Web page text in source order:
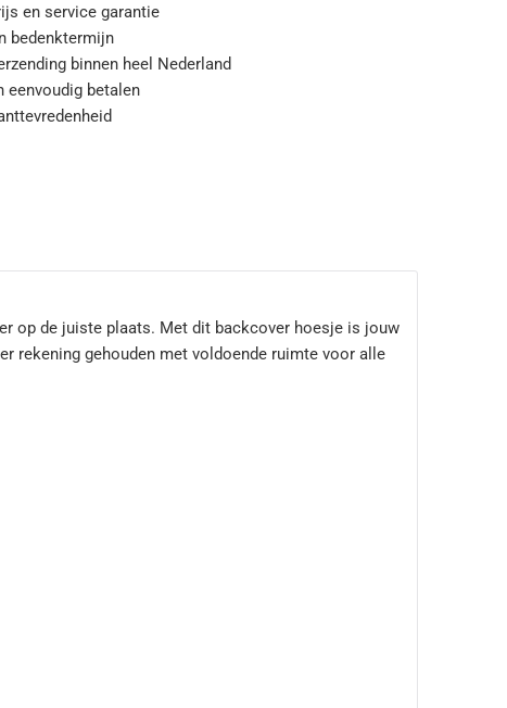
en service garantie
bedenktermijn
binnen heel Nederland
eenvoudig betalen
op de juiste plaats. Met dit backcover hoesje is jouw
rekening gehouden met voldoende ruimte voor alle